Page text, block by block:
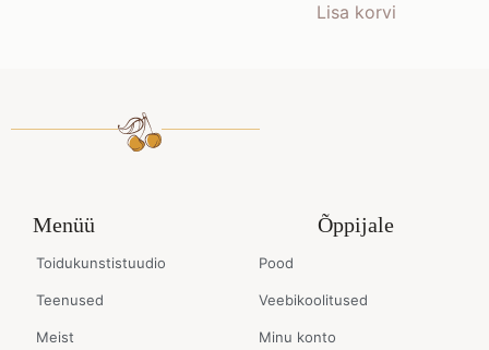
Lisa korvi
Menüü
Toidukunstistuudio
Teenused
Meist
Õppijale
Pood
Veebikoolitused
Minu konto